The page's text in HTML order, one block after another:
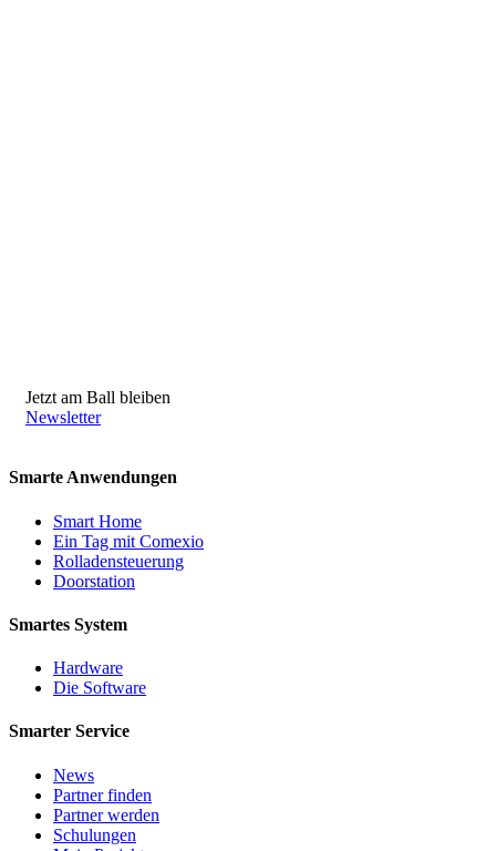
Jetzt am Ball bleiben
Newsletter
Smarte Anwendungen
Smart Home
Ein Tag mit Comexio
Rolladensteuerung
Doorstation
Smartes System
Hardware
Die Software
Smarter Service
News
Partner finden
Partner werden
Schulungen